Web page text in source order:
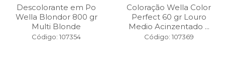
Descolorante em Po
Wella Blondor 800 gr
Multi Blonde
Código: 107354
Coloração Wella Color
Perfect 60 gr Louro
Medio Acinzentado ...
Código: 107369